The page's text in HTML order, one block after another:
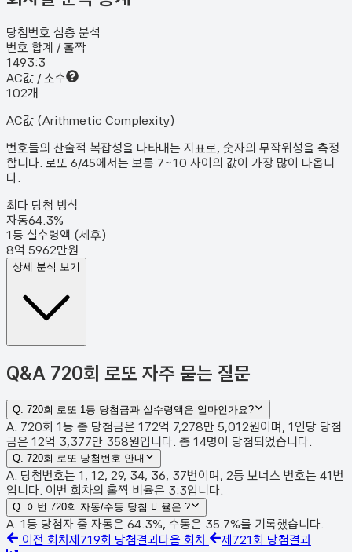
당첨번호 심층 분석
번호 합계 / 홀짝
1493:3
AC값 / 소수
102개
AC값 (Arithmetic Complexity)
번호들의 산술적 복잡성을 나타내는 지표로, 숫자의 무작위성을 측정
합니다. 로또 6/45에서는 보통 7~10 사이의 값이 가장 많이 나옵니
다.
최다 당첨 방식
자동64.3%
1등 실수령액 (세후)
8억 5962만원
상세 분석 보기
Q&A 720회 로또 자주 묻는 질문
Q. 720회 로또 1등 당첨금과 실수령액은 얼마인가요?
A. 720회 1등 총 당첨금은 172억 7,278만 5,012원이며, 1인당 당첨
금은 12억 3,377만 358원입니다. 총 14명이 당첨되었습니다.
Q. 720회 로또 당첨번호 안내
A. 당첨번호는 1, 12, 29, 34, 36, 37번이며, 2등 보너스 번호는 41번
입니다. 이번 회차의 홀짝 비율은 3:3입니다.
Q. 이번 720회 자동/수동 당첨 비율은 ?
A. 1등 당첨자 중 자동은 64.3%, 수동은 35.7%를 기록했습니다.
이전 회차제 719회 당첨결과다음 회차 제 721회 당첨결과